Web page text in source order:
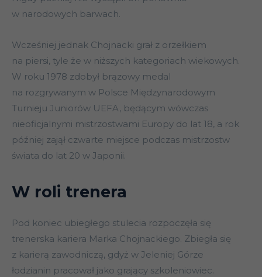
w narodowych barwach.
Wcześniej jednak Chojnacki grał z orzełkiem
na piersi, tyle że w niższych kategoriach wiekowych.
W roku 1978 zdobył brązowy medal
na rozgrywanym w Polsce Międzynarodowym
Turnieju Juniorów UEFA, będącym wówczas
nieoficjalnymi mistrzostwami Europy do lat 18, a rok
później zajął czwarte miejsce podczas mistrzostw
świata do lat 20 w Japonii.
W roli trenera
Pod koniec ubiegłego stulecia rozpoczęła się
trenerska kariera Marka Chojnackiego. Zbiegła się
z karierą zawodniczą, gdyż w Jeleniej Górze
łodzianin pracował jako grający szkoleniowiec.